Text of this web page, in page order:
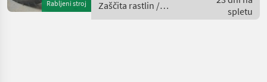
Rabljeni stroj
Gültige Überprüfung - K80
Ku
Zaščita rastlin /
Amazone
spletu